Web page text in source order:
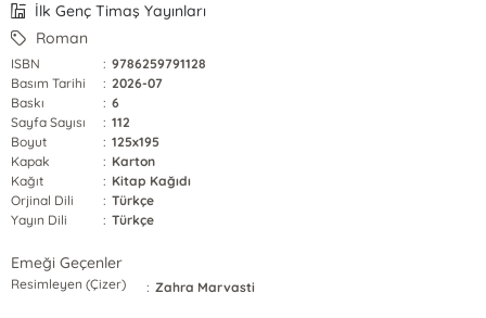
İlk Genç Timaş Yayınları
Roman
ISBN : 9786259791128
Basım Tarihi
: 2026-07
Baskı
: 6
Sayfa Sayısı
: 112
Boyut
: 125x195
Kapak
: Karton
Kağıt
: Kitap Kağıdı
Orjinal Dili
: Türkçe
Yayın Dili
: Türkçe
Emeği Geçenler
Resimleyen (Çizer) : Zahra Marvasti